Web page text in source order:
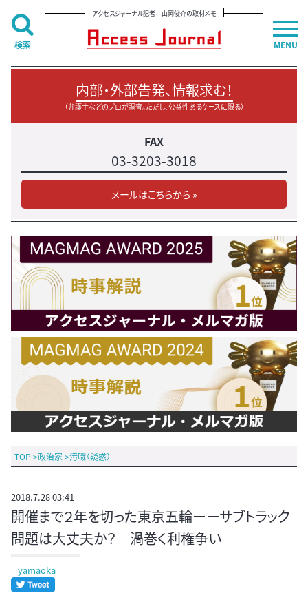
アクセスジャーナル記者 山岡俊介の取材メモ
内部・外部告発、情報求む！
（弁護士などのプロが調査。ただし、公益性あるケースに限る）
FAX
03-3203-3018
メールはこちらから »
TOP >政治家 >汚職（疑惑）
2018.7.28 03:41
開催まで２年を切った東京五輪ーーサブトラック
問題は大丈夫か？ 渦巻く利権争い
yamaoka
MENU
検索